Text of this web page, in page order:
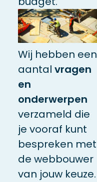
Wij hebben een
aantal vragen
en
onderwerpen
verzameld die
je vooraf kunt
bespreken met
de webbouwer
van jouw keuze.